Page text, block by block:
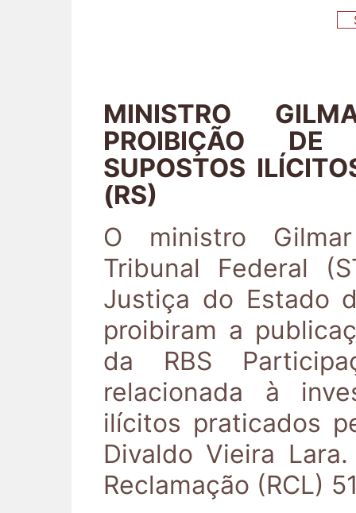
MINISTRO
PROIBIÇÃO DE
SUPOSTOS
(RS)
O ministro
Tribunal Federal
Justiça do Estado
proibiram a
da RBS
relacionada à
ilícitos praticados
Divaldo Vieira
Reclamação (RCL)